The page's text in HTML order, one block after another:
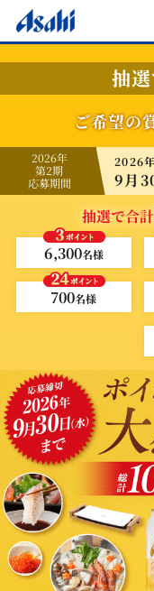
抽
ご希望の
2026年
第2期
応募期間
2026
9月
抽選で合計
6,300名様
700名様